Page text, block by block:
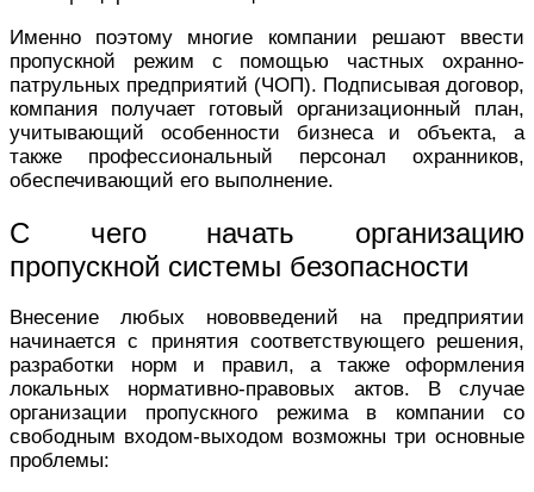
Именно поэтому многие компании решают ввести
пропускной режим с помощью частных охранно-
патрульных предприятий (ЧОП). Подписывая договор,
компания получает готовый организационный план,
учитывающий особенности бизнеса и объекта, а
также профессиональный персонал охранников,
обеспечивающий его выполнение.
С чего начать организацию
пропускной системы безопасности
Внесение любых нововведений на предприятии
начинается с принятия соответствующего решения,
разработки норм и правил, а также оформления
локальных нормативно-правовых актов. В случае
организации пропускного режима в компании со
свободным входом-выходом возможны три основные
проблемы: